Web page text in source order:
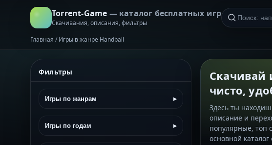
Torrent-Game — каталог бесплатных игр
Скачивания, описания, фильтры
Главная / Игры в жанре Handball
Фильтры
Игры по жанрам ▸
Игры по годам ▸
Скачивай
чисто,
Здесь ты
описание и
популярные, топ
основной